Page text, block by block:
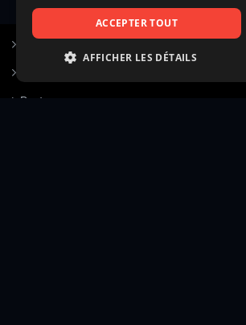
Poster une annonce
ACCEPTER TOUT
AFFICHER LES DÉTAILS